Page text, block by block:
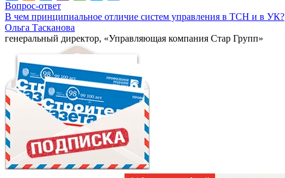
Вопрос-ответ
В чем принципиальное отличие систем управления в ТСН и в УК?
Ольга Тасканова
генеральный директор, «Управляющая компания Стар Групп»